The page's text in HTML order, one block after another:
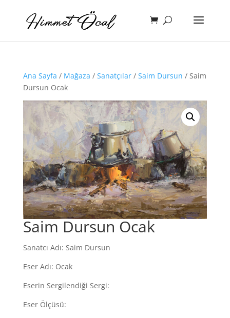
Ana Sayfa / Mağaza / Sanatçılar/ Saim Dursun / Saim
Dursun Ocak
Saim Dursun Ocak
Sanatcı Adı: Saim Dursun
Eser Adı: Ocak
Eserin Sergilendiği Sergi:
Eser Ölçüsü: